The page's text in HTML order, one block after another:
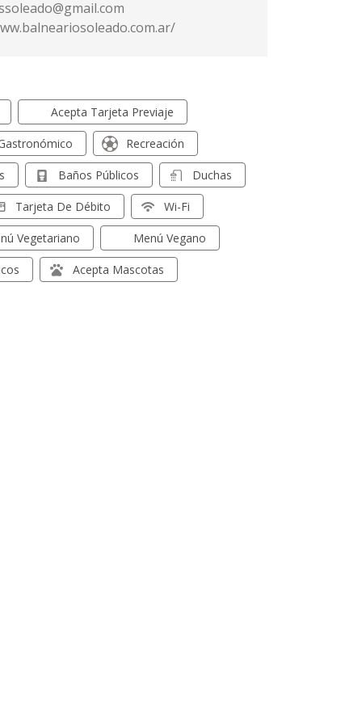
Acepta Tarjeta Previaje
Recreación
Baños Públicos Duchas
Tarjeta De Débito Wi-Fi
Vegetariano Menú Vegano
Acepta Mascotas